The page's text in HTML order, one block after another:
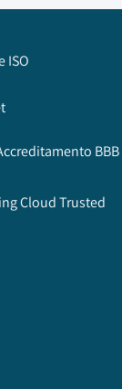
ISO
BBB
Cloud Trusted